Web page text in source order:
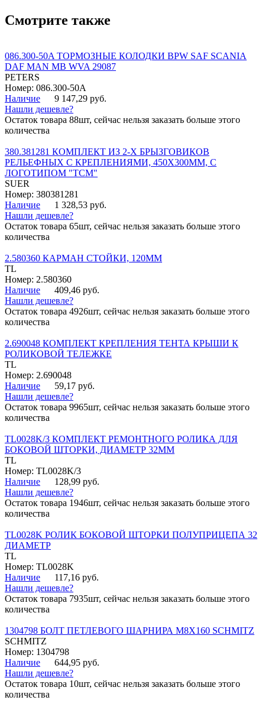
Смотрите также
086.300-50A ТОРМОЗНЫЕ КОЛОДКИ BPW SAF SCANIA
DAF MAN MB WVA 29087
PETERS
Номер: 086.300-50A
Наличие
9 147,29 руб.
Нашли дешевле?
Остаток товара 88шт, сейчас нельзя заказать больше этого
количества
380.381281 КОМПЛЕКТ ИЗ 2-Х БРЫЗГОВИКОВ
РЕЛЬЕФНЫХ С КРЕПЛЕНИЯМИ, 450Х300ММ, С
ЛОГОТИПОМ "ТСМ"
SUER
Номер: 380381281
Наличие
1 328,53 руб.
Нашли дешевле?
Остаток товара 65шт, сейчас нельзя заказать больше этого
количества
2.580360 КАРМАН СТОЙКИ, 120ММ
TL
Номер: 2.580360
Наличие
409,46 руб.
Нашли дешевле?
Остаток товара 4926шт, сейчас нельзя заказать больше этого
количества
2.690048 КОМПЛЕКТ КРЕПЛЕНИЯ ТЕНТА КРЫШИ К
РОЛИКОВОЙ ТЕЛЕЖКЕ
TL
Номер: 2.690048
Наличие
59,17 руб.
Нашли дешевле?
Остаток товара 9965шт, сейчас нельзя заказать больше этого
количества
TL0028K/3 КОМПЛЕКТ РЕМОНТНОГО РОЛИКА ДЛЯ
БОКОВОЙ ШТОРКИ, ДИАМЕТР 32ММ
TL
Номер: TL0028K/3
Наличие
128,99 руб.
Нашли дешевле?
Остаток товара 1946шт, сейчас нельзя заказать больше этого
количества
TL0028K РОЛИК БОКОВОЙ ШТОРКИ ПОЛУПРИЦЕПА 32
ДИАМЕТР
TL
Номер: TL0028K
Наличие
117,16 руб.
Нашли дешевле?
Остаток товара 7935шт, сейчас нельзя заказать больше этого
количества
1304798 БОЛТ ПЕТЛЕВОГО ШАРНИРА М8Х160 SCHMITZ
SCHMITZ
Номер: 1304798
Наличие
644,95 руб.
Нашли дешевле?
Остаток товара 10шт, сейчас нельзя заказать больше этого
количества